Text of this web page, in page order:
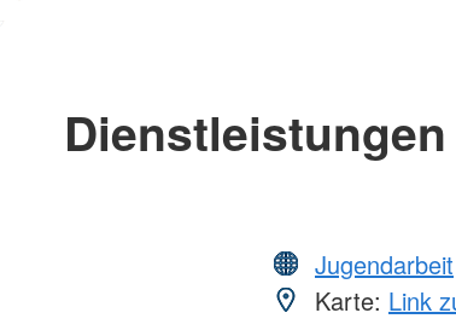
Dienstleistungen
Jugendarbeit
Karte: Link